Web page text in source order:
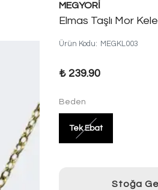
MEGYORİ
Elmas Taşlı Mor
Ürün Kodu: MEGKL003
₺ 239.90
Beden
Tek Ebat
Stoğa